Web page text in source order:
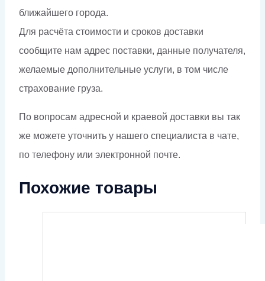
ближайшего города.
Для расчёта стоимости и сроков доставки
сообщите нам адрес поставки, данные получателя,
желаемые дополнительные услуги, в том числе
страхование груза.
По вопросам адресной и краевой доставки вы так
же можете уточнить у нашего специалиста в чате,
по телефону или электронной почте.
Похожие товары